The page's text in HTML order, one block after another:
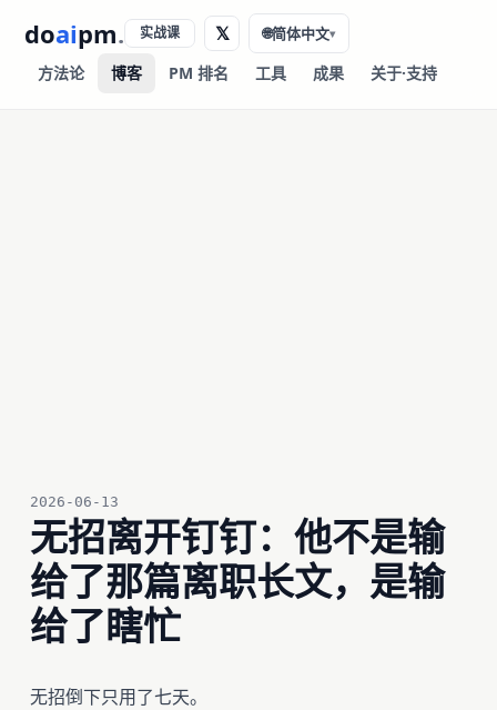
doaipm.
方法论 博客 PM 排名 工具 成果 关于·支持
实战课 𝕏 🌐简体中文▾
2026-06-13
无招离开钉钉：他不是输
给了那篇离职长文，是输
给了瞎忙
无招倒下只用了七天。